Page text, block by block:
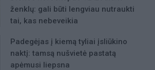
ženklų: gali būti lengviau nutraukti
tai, kas nebeveikia
Padegėjas į kiemą tyliai įsliūkino
naktį: tamsą nušvietė pastatą
apėmusi liepsna